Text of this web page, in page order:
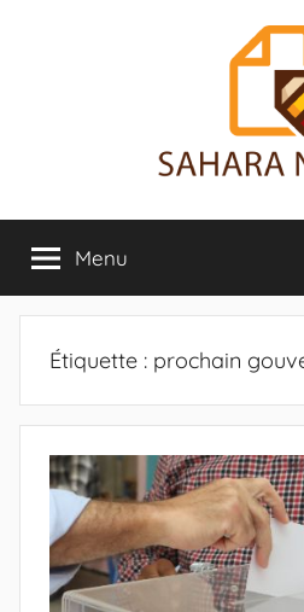
Sahara
News
sur
le
Sahara
révélée
Menu
Étiquette : prochain